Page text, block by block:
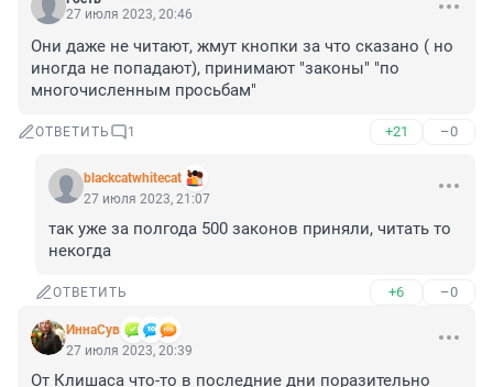
27 июля 2023, 20:46
Они даже не читают, жмут кнопки за что сказано ( но
иногда не попадают), принимают "законы" "по
многочисленным просьбам"
ОТВЕТИТЬ 1 +21 –0
blackcatwhitecat
27 июля 2023, 21:07
так уже за полгода 500 законов приняли, читать то
некогда
ОТВЕТИТЬ +6 –0
ИннаСув
27 июля 2023, 20:39
От Клишаса что-то в последние дни поразительно